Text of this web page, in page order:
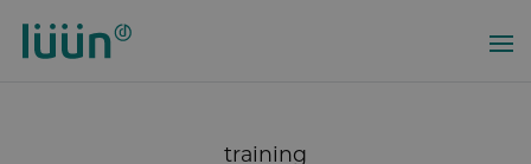
training